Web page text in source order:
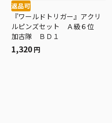
返品可
『ワールドトリガー』アクリ
ルピンズセット Ａ級６位
加古隊 ＢＤ１
1,320 円